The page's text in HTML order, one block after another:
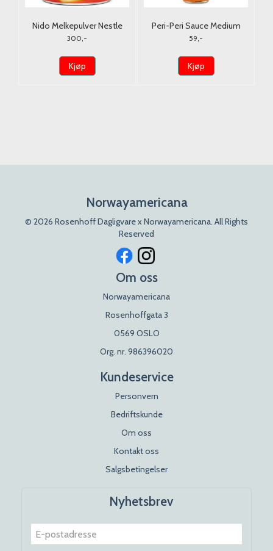
Nido Melkepulver Nestle
900G. (Tørrmelk)
300,-
Kjøp
Peri-Peri Sauce Medium
Nando's 125g.
59,-
Kjøp
Norwayamericana
© 2026 Rosenhoff Dagligvare x Norwayamericana. All Rights
Reserved
Om oss
Norwayamericana
Rosenhoffgata 3
0569 OSLO
Org. nr. 986396020
Kundeservice
Personvern
Bedriftskunde
Om oss
Kontakt oss
Salgsbetingelser
Nyhetsbrev